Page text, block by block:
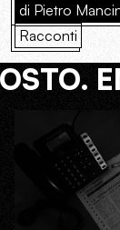
di Pietro
Racconti